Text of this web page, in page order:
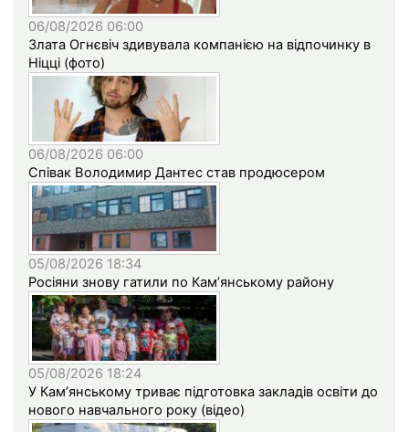
06/08/2026 06:00
Злата Огнєвіч здивувала компанією на відпочинку в
Ніцці (фото)
06/08/2026 06:00
Співак Володимир Дантес став продюсером
05/08/2026 18:34
Росіяни знову гатили по Кам’янському району
05/08/2026 18:24
У Кам’янському триває підготовка закладів освіти до
нового навчального року (відео)